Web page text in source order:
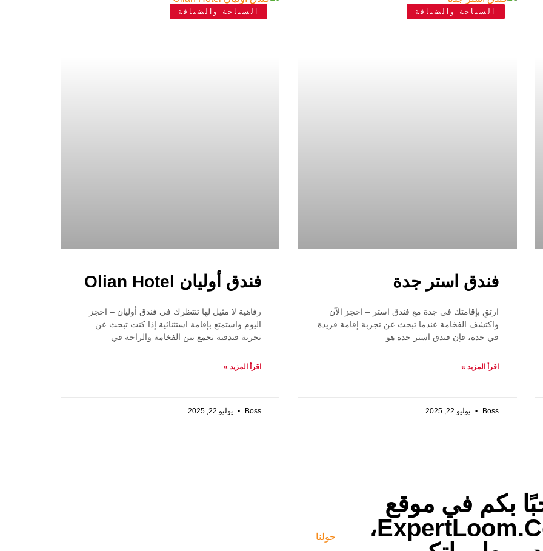
السياحة والضيافة
فندق استر جدة
ارتقِ بإقامتك في جدة مع فندق استر – احجز الآن
واكتشف الفخامة عندما تبحث عن تجربة إقامة فريدة
في جدة، فإن فندق استر جدة هو
اقرأ المزيد »
Boss يوليو 22, 2025
السياحة والضيافة
فندق أوليان Olian Hotel
رفاهية لا مثيل لها تنتظرك في فندق أوليان – احجز
اليوم واستمتع بإقامة استثنائية إذا كنت تبحث عن
تجربة فندقية تجمع بين الفخامة والراحة في
اقرأ المزيد »
Boss يوليو 22, 2025
بكم في موقع
ExpertLoom.com،
حولنا